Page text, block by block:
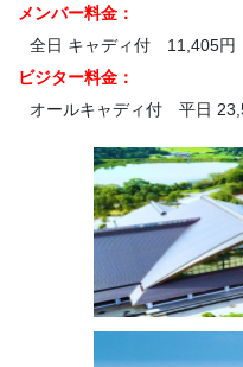
メンバー料金：
全日 キャディ付 11,405円
ビジター料金：
オールキャディ付 平日